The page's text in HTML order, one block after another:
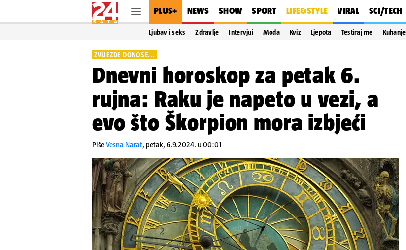
PLUS+ NEWS SHOW SPORT LIFE&STYLE VIRAL SCI/TECH
Ljubav i seks Zdravlje Intervjui Moda Kviz Ljepota Testiraj me Kuhanje
ZVIJEZDE DONOSE...
Dnevni horoskop za petak 6.
rujna: Raku je napeto u vezi, a
evo što Škorpion mora izbjeći
PišeVesna Narat, petak, 6.9.2024. u 00:01